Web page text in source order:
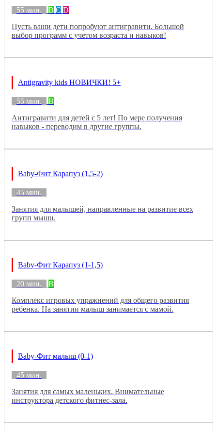
55 мин. B C D
Пусть ваши дети попробуют антигравити. Большой
выбор программ с учетом возраста и навыков!
Antigravity kids НОВИЧКИ! 5+
55 мин.
B
Антигравити для детей с 5 лет! По мере получения
навыков - переводим в другие группы.
Baby-Фит Карапуз (1,5-2)
45 мин.
Занятия для малышей, направленные на развитие всех
групп мышц.
Baby-Фит Карапуз (1-1,5)
20 мин.
B
Комплекс игровых упражнений для общего развития
ребенка. На занятии малыш занимается с мамой.
Baby-Фит малыш (0-1)
45 мин.
Занятия для самых маленьких. Внимательные
инструктора детского фитнес-зала.